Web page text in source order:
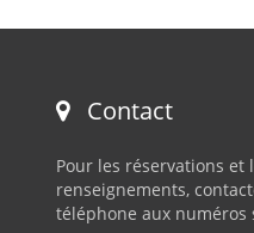
Contact
Pour les réservations et
renseignements,
téléphone aux numéros